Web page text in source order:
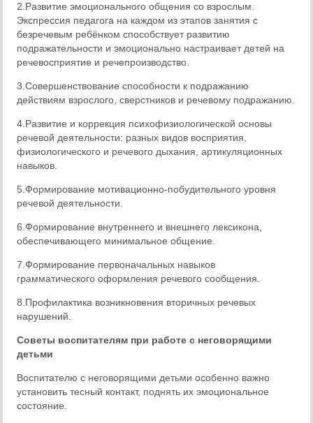
2.Развитие эмоционального общения со взрослым.
Экспрессия педагога на каждом из этапов занятия с
безречевым ребёнком способствует развитию
подражательности и эмоционально настраивает детей на
речевосприятие и речепроизводство.
3.Совершенствование способности к подражанию
действиям взрослого, сверстников и речевому подражанию.
4.Развитие и коррекция психофизиологической основы
речевой деятельности: разных видов восприятия,
физиологического и речевого дыхания, артикуляционных
навыков.
5.Формирование мотивационно-побудительного уровня
речевой деятельности.
6.Формирование внутреннего и внешнего лексикона,
обеспечивающего минимальное общение.
7.Формирование первоначальных навыков
грамматического оформления речевого сообщения.
8.Профилактика возникновения вторичных речевых
нарушений.
Советы воспитателям при работе с неговорящими
детьми
Воспитателю с неговорящими детьми особенно важно
установить тесный контакт, поднять их эмоциональное
состояние.